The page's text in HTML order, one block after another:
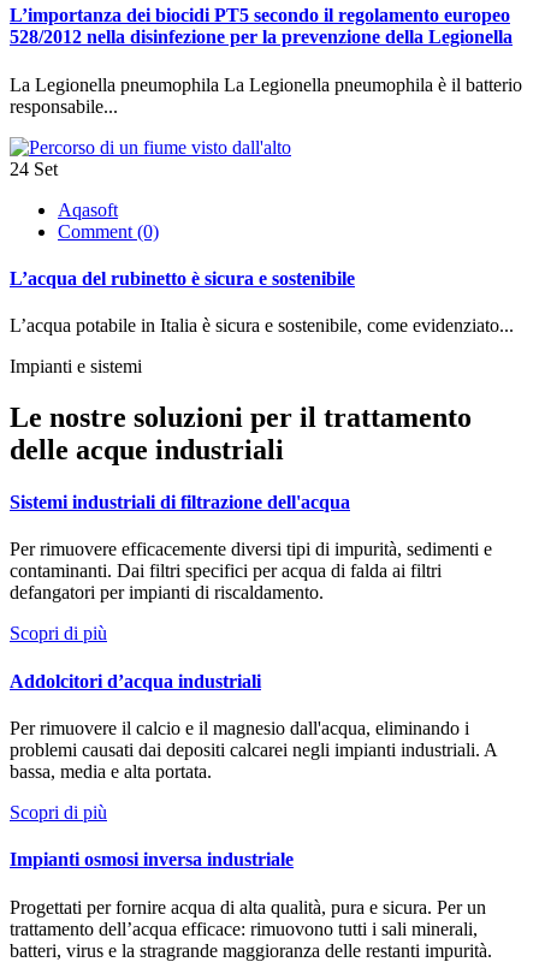
L’importanza dei biocidi PT5 secondo il regolamento europeo
528/2012 nella disinfezione per la prevenzione della Legionella
La Legionella pneumophila La Legionella pneumophila è il batterio
responsabile...
24 Set
Aqasoft
Comment (0)
L’acqua del rubinetto è sicura e sostenibile
L’acqua potabile in Italia è sicura e sostenibile, come evidenziato...
Impianti e sistemi
Le nostre soluzioni per il trattamento
delle acque industriali
Sistemi industriali di filtrazione dell'acqua
Per rimuovere efficacemente diversi tipi di impurità, sedimenti e
contaminanti. Dai filtri specifici per acqua di falda ai filtri
defangatori per impianti di riscaldamento.
Scopri di più
Addolcitori d’acqua industriali
Per rimuovere il calcio e il magnesio dall'acqua, eliminando i
problemi causati dai depositi calcarei negli impianti industriali. A
bassa, media e alta portata.
Scopri di più
Impianti osmosi inversa industriale
Progettati per fornire acqua di alta qualità, pura e sicura. Per un
trattamento dell’acqua efficace: rimuovono tutti i sali minerali,
batteri, virus e la stragrande maggioranza delle restanti impurità.